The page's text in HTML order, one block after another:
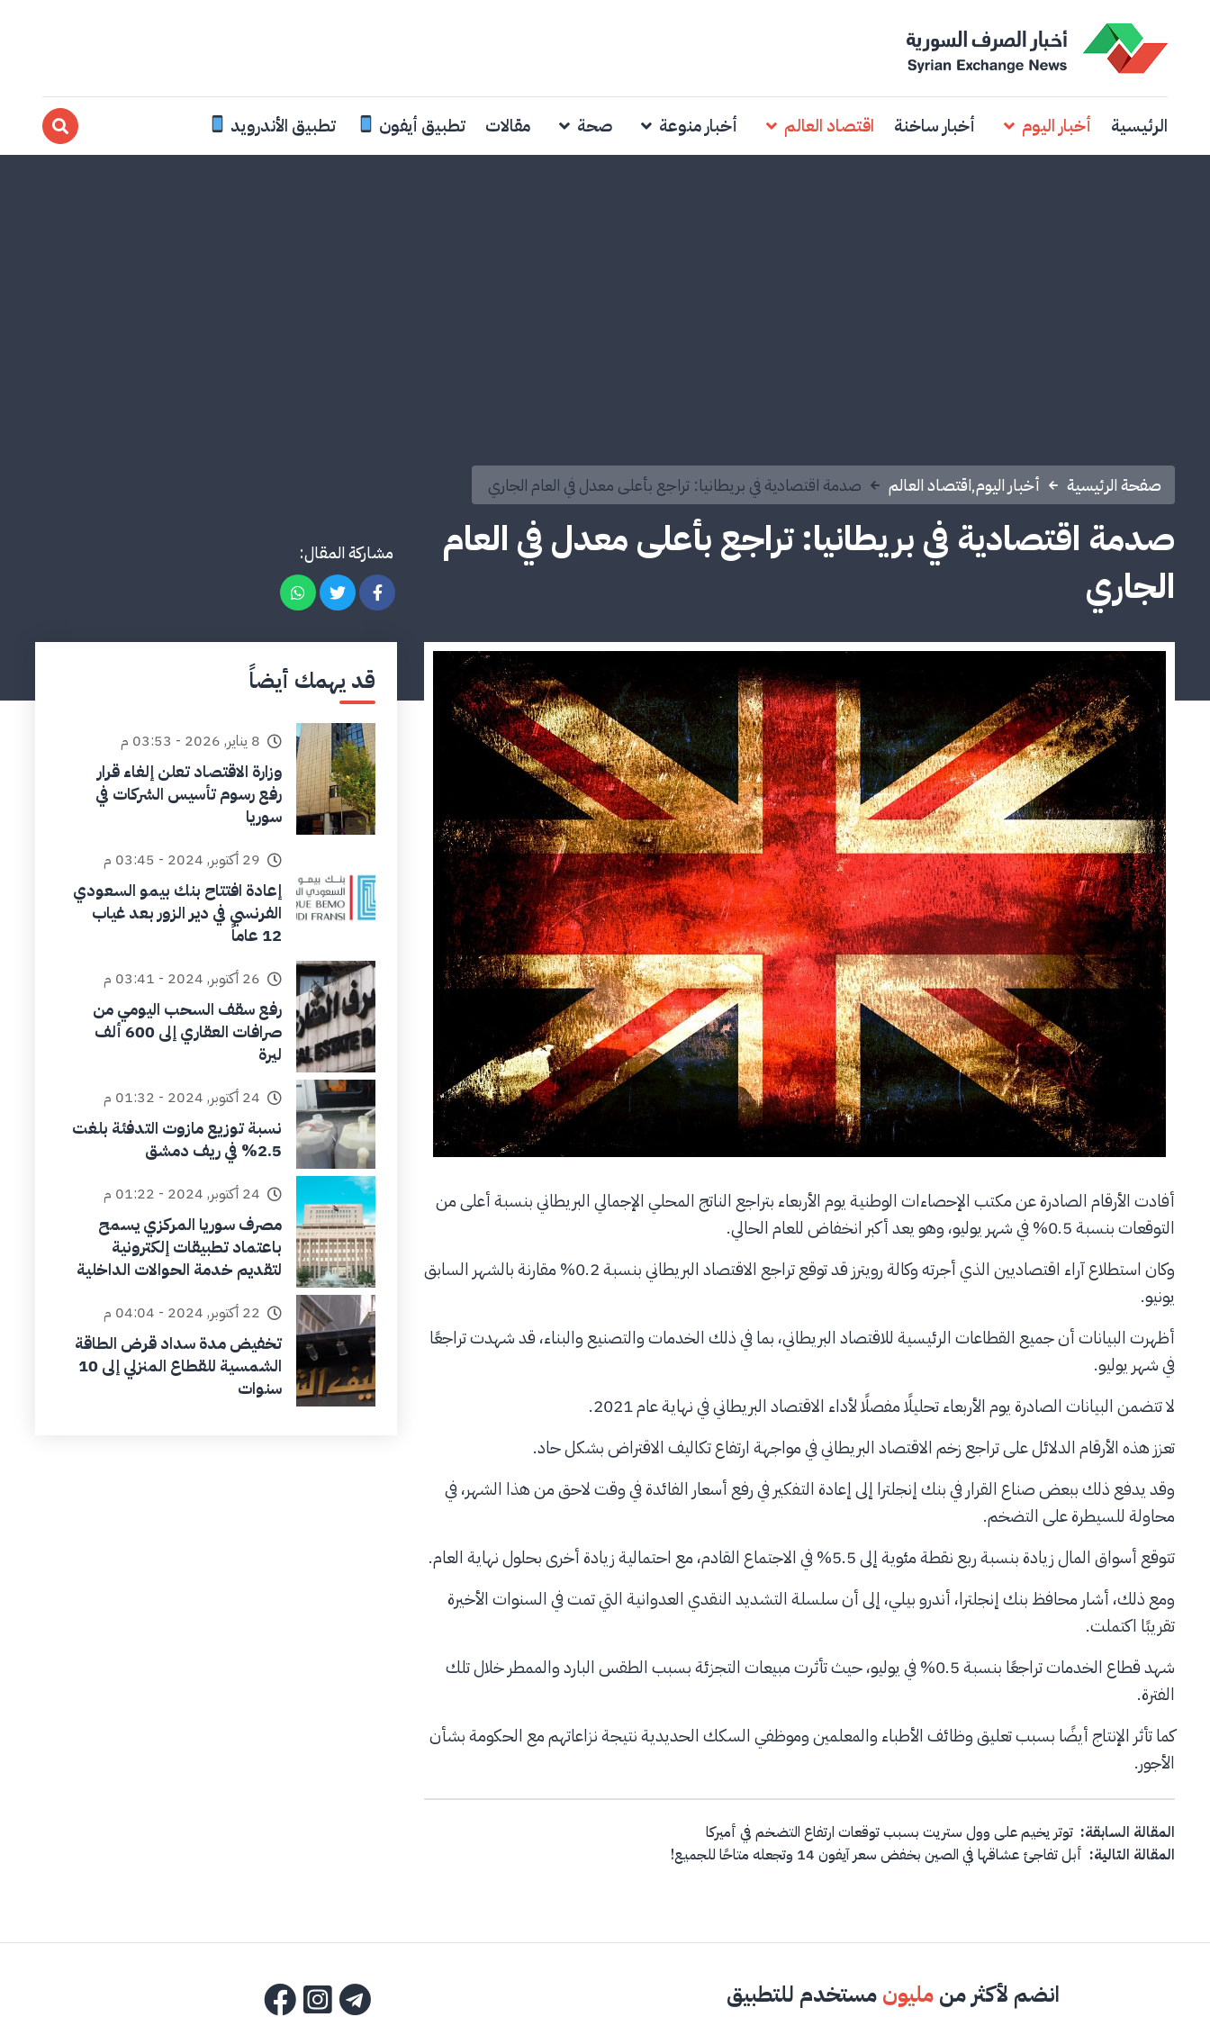
الرئيسية أخبار اليوم أخبار ساخنة اقتصاد العالم أخبار منوعة صحة مقالات تطبيق أيفون تطبيق الأندرويد
صفحة الرئيسية أخبار اليوم,اقتصاد العالم صدمة اقتصادية في بريطانيا: تراجع بأعلى معدل في العام الجاري
صدمة اقتصادية في بريطانيا: تراجع بأعلى معدل في العام
الجاري
مشاركة المقال:
أفادت الأرقام الصادرة عن مكتب الإحصاءات الوطنية يوم الأربعاء بتراجع الناتج المحلي الإجمالي البريطاني بنسبة أعلى من
التوقعات بنسبة 0.5% في شهر يوليو، وهو يعد أكبر انخفاض للعام الحالي.
وكان استطلاع آراء اقتصاديين الذي أجرته وكالة رويترز قد توقع تراجع الاقتصاد البريطاني بنسبة 0.2% مقارنة بالشهر السابق
يونيو.
أظهرت البيانات أن جميع القطاعات الرئيسية للاقتصاد البريطاني، بما في ذلك الخدمات والتصنيع والبناء، قد شهدت تراجعًا
في شهر يوليو.
لا تتضمن البيانات الصادرة يوم الأربعاء تحليلًا مفصلًا لأداء الاقتصاد البريطاني في نهاية عام 2021.
تعزز هذه الأرقام الدلائل على تراجع زخم الاقتصاد البريطاني في مواجهة ارتفاع تكاليف الاقتراض بشكل حاد.
وقد يدفع ذلك ببعض صناع القرار في بنك إنجلترا إلى إعادة التفكير في رفع أسعار الفائدة في وقت لاحق من هذا الشهر، في
محاولة للسيطرة على التضخم.
تتوقع أسواق المال زيادة بنسبة ربع نقطة مئوية إلى 5.5% في الاجتماع القادم، مع احتمالية زيادة أخرى بحلول نهاية العام.
ومع ذلك، أشار محافظ بنك إنجلترا، أندرو بيلي، إلى أن سلسلة التشديد النقدي العدوانية التي تمت في السنوات الأخيرة
تقريبًا اكتملت.
شهد قطاع الخدمات تراجعًا بنسبة 0.5% في يوليو، حيث تأثرت مبيعات التجزئة بسبب الطقس البارد والممطر خلال تلك
الفترة.
كما تأثر الإنتاج أيضًا بسبب تعليق وظائف الأطباء والمعلمين وموظفي السكك الحديدية نتيجة نزاعاتهم مع الحكومة بشأن
الأجور.
Post navigation
المقالة السابقة: توتر يخيم على وول ستريت بسبب توقعات ارتفاع التضخم في أميركا
المقالة التالية: أبل تفاجئ عشاقها في الصين بخفض سعر آيفون 14 وتجعله متاحًا للجميع!
قد يهمك أيضاً
8 يناير, 2026 - 03:53 م
وزارة الاقتصاد تعلن إلغاء قرار
رفع رسوم تأسيس الشركات في
سوريا
29 أكتوبر, 2024 - 03:45 م
إعادة افتتاح بنك بيمو السعودي
الفرنسي في دير الزور بعد غياب
12 عاماً
26 أكتوبر, 2024 - 03:41 م
رفع سقف السحب اليومي من
صرافات العقاري إلى 600 ألف
ليرة
24 أكتوبر, 2024 - 01:32 م
نسبة توزيع مازوت التدفئة بلغت
2.5% في ريف دمشق
24 أكتوبر, 2024 - 01:22 م
مصرف سوريا المركزي يسمح
باعتماد تطبيقات إلكترونية
لتقديم خدمة الحوالات الداخلية
22 أكتوبر, 2024 - 04:04 م
تخفيض مدة سداد قرض الطاقة
الشمسية للقطاع المنزلي إلى 10
سنوات
انضم لأكثر منمليونمستخدم للتطبيق